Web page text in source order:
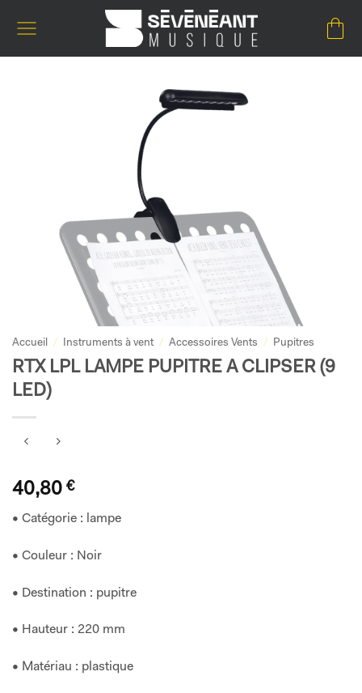
Accueil / Instruments à vent / Accessoires Vents / Pupitres
RTX LPL LAMPE PUPITRE A CLIPSER (9
LED)
40,80 €
• Catégorie : lampe
• Couleur : Noir
• Destination : pupitre
• Hauteur : 220 mm
• Matériau : plastique